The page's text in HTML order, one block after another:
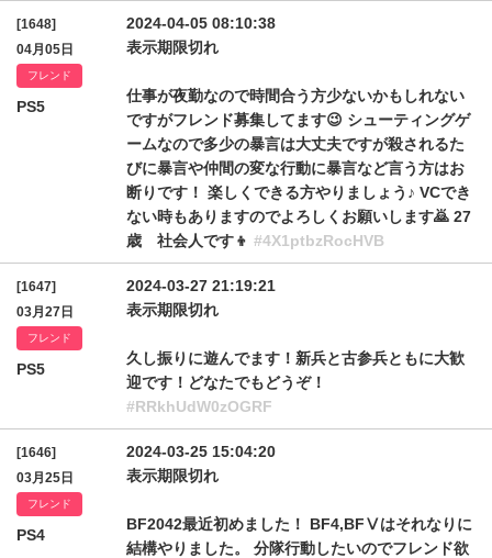
[1648]
04月05日
フレンド
PS5
2024-04-05 08:10:38
表示期限切れ
仕事が夜勤なので時間合う方少ないかもしれない
ですがフレンド募集してます😉 シューティングゲ
ームなので多少の暴言は大丈夫ですが殺されるた
びに暴言や仲間の変な行動に暴言など言う方はお
断りです！ 楽しくできる方やりましょう♪ VCでき
ない時もありますのでよろしくお願いします🙇 27
歳 社会人です👦 #4X1ptbzRocHVB
[1647]
03月27日
フレンド
PS5
2024-03-27 21:19:21
表示期限切れ
久し振りに遊んでます！新兵と古参兵ともに大歓
迎です！どなたでもどうぞ！
#RRkhUdW0zOGRF
[1646]
03月25日
フレンド
PS4
2024-03-25 15:04:20
表示期限切れ
BF2042最近初めました！ BF4,BFⅤはそれなりに
結構やりました。 分隊行動したいのでフレンド欲